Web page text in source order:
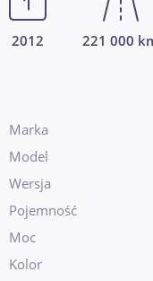
2012 221 000
Marka
Model
Wersja
Pojemność
Moc
Kolor